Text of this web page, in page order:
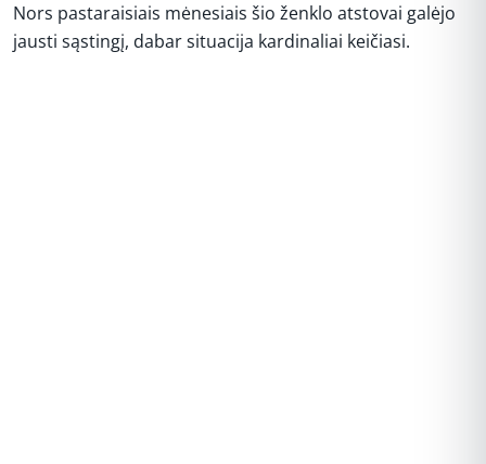
Nors pastaraisiais mėnesiais šio ženklo atstovai galėjo
jausti sąstingį, dabar situacija kardinaliai keičiasi.